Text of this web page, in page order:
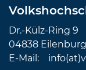
Dr.-Külz-Ring 9
04838 Eilenburg
E-Mail: